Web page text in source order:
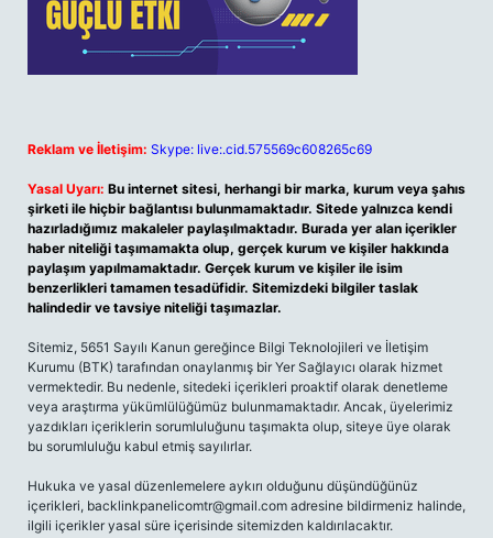
Reklam ve İletişim: Skype: live:.cid.575569c608265c69
Yasal Uyarı: Bu internet sitesi, herhangi bir marka, kurum veya şahıs
şirketi ile hiçbir bağlantısı bulunmamaktadır. Sitede yalnızca kendi
hazırladığımız makaleler paylaşılmaktadır. Burada yer alan içerikler
haber niteliği taşımamakta olup, gerçek kurum ve kişiler hakkında
paylaşım yapılmamaktadır. Gerçek kurum ve kişiler ile isim
benzerlikleri tamamen tesadüfidir. Sitemizdeki bilgiler taslak
halindedir ve tavsiye niteliği taşımazlar.
Sitemiz, 5651 Sayılı Kanun gereğince Bilgi Teknolojileri ve İletişim
Kurumu (BTK) tarafından onaylanmış bir Yer Sağlayıcı olarak hizmet
vermektedir. Bu nedenle, sitedeki içerikleri proaktif olarak denetleme
veya araştırma yükümlülüğümüz bulunmamaktadır. Ancak, üyelerimiz
yazdıkları içeriklerin sorumluluğunu taşımakta olup, siteye üye olarak
bu sorumluluğu kabul etmiş sayılırlar.
Hukuka ve yasal düzenlemelere aykırı olduğunu düşündüğünüz
içerikleri, backlinkpanelicomtr@gmail.com adresine bildirmeniz halinde,
ilgili içerikler yasal süre içerisinde sitemizden kaldırılacaktır.